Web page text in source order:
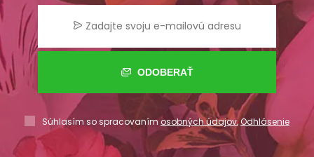
ODOBERAŤ
Súhlasím so spracovaním osobných údajov,Odhlásenie